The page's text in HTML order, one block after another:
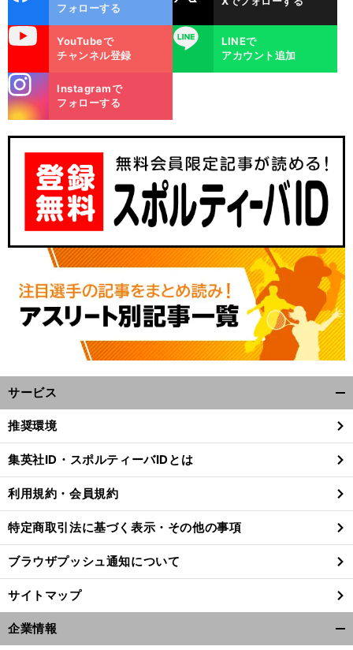
ok
フォローする
YouTubeで
チャンネル登録
LINE
LINEで
アカウント追加
m
Instagramで
フォローする
サービス
閉
る
推奨環境
集英社ID・スポルティーバIDとは
利用規約・会員規約
特定商取引法に基づく表示・その他の事項
ブラウザプッシュ通知について
サイトマップ
企業情報